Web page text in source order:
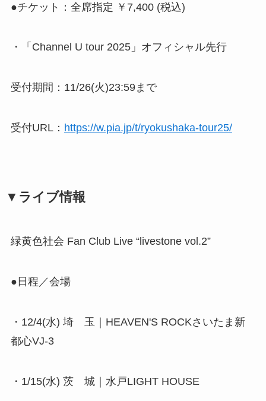
●チケット：全席指定 ￥7,400 (税込)
・「Channel U tour 2025」オフィシャル先行
受付期間：11/26(火)23:59まで
受付URL： https://w.pia.jp/t/ryokushaka-tour25/
▼ライブ情報
緑黄色社会 Fan Club Live “livestone vol.2”
●日程／会場
・12/4(水) 埼 玉｜HEAVEN'S ROCKさいたま新
都心VJ-3
・1/15(水) 茨 城｜水戸LIGHT HOUSE